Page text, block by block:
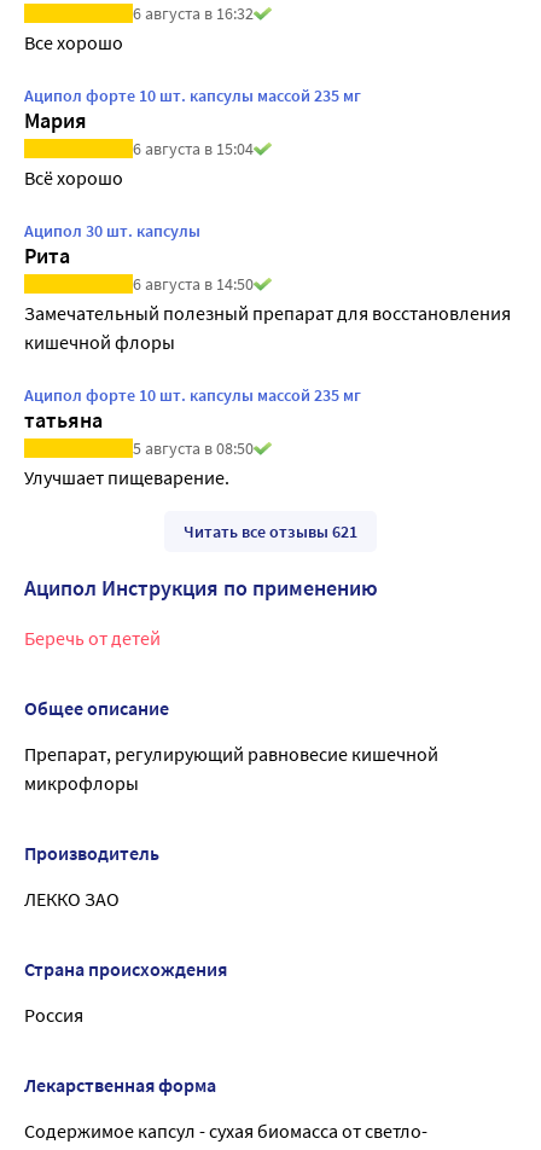
6 августа в 16:32
Все хорошо
Аципол форте 10 шт. капсулы массой 235 мг
Мария
6 августа в 15:04
Всё хорошо
Аципол 30 шт. капсулы
Рита
6 августа в 14:50
Замечательный полезный препарат для восстановления
кишечной флоры
Аципол форте 10 шт. капсулы массой 235 мг
татьяна
5 августа в 08:50
Улучшает пищеварение.
Читать все отзывы 621
Аципол Инструкция по применению
Беречь от детей
Общее описание
Препарат, регулирующий равновесие кишечной
микрофлоры
Производитель
ЛЕККО ЗАО
Страна происхождения
Россия
Лекарственная форма
Содержимое капсул - сухая биомасса от светло-